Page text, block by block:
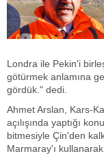
Londra ile Pekin'i
götürmek anlamına
gördük." dedi.
Ahmet Arslan, Kars-
açılışında yaptığı
bitmesiyle Çin'den
Marmaray'ı